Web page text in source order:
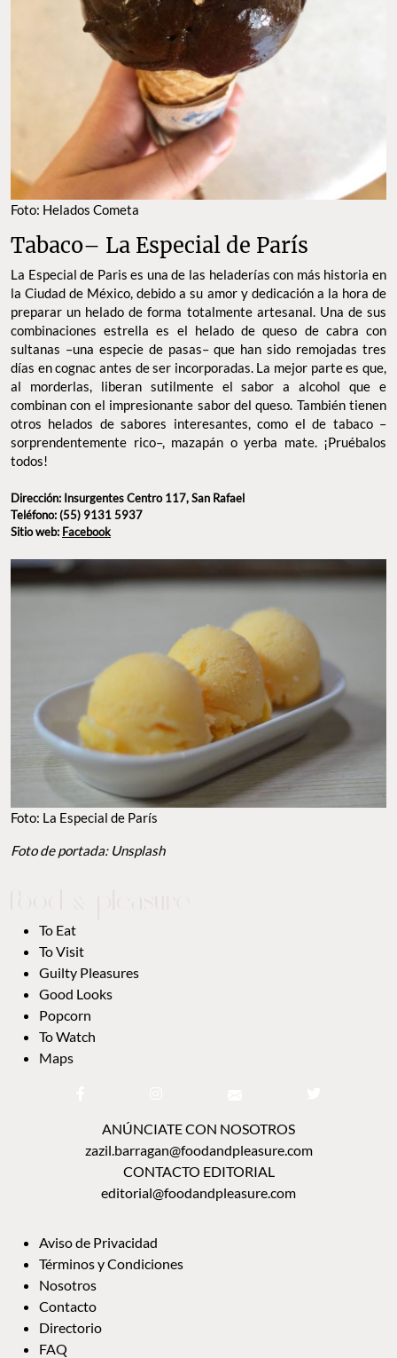
Foto: Helados Cometa
Tabaco– La Especial de París
La Especial de Paris es una de las heladerías con más historia en
la Ciudad de México, debido a su amor y dedicación a la hora de
preparar un helado de forma totalmente artesanal. Una de sus
combinaciones estrella es el helado de queso de cabra con
sultanas –una especie de pasas– que han sido remojadas tres
días en cognac antes de ser incorporadas. La mejor parte es que,
al morderlas, liberan sutilmente el sabor a alcohol que e
combinan con el impresionante sabor del queso. También tienen
otros helados de sabores interesantes, como el de tabaco –
sorprendentemente rico–, mazapán o yerba mate. ¡Pruébalos
todos!
Dirección: Insurgentes Centro 117, San Rafael
Teléfono: (55) 9131 5937
Sitio web: Facebook
Foto: La Especial de París
Foto de portada: Unsplash
To Eat
To Visit
Guilty Pleasures
Good Looks
Popcorn
To Watch
Maps
ANÚNCIATE CON NOSOTROS
zazil.barragan@foodandpleasure.com
CONTACTO EDITORIAL
editorial@foodandpleasure.com
Aviso de Privacidad
Términos y Condiciones
Nosotros
Contacto
Directorio
FAQ